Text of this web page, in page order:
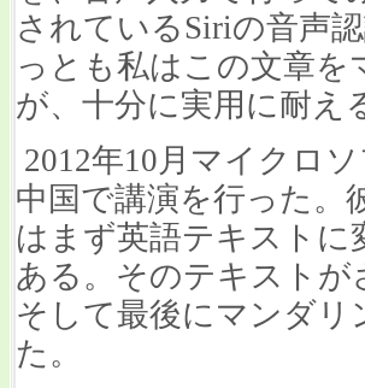
されているSiriの音声
っとも私はこの文章
が、十分に実用に耐え
2012年10月マイクロ
中国で講演を行った。
はまず英語テキストに
ある。そのテキストが
そして最後にマンダリ
た。